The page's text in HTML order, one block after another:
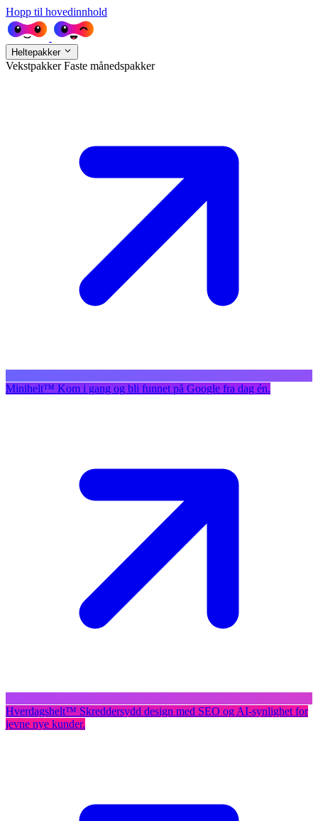
Hopp til hovedinnhold
Heltepakker
VekstpakkerFaste månedspakker
Minihelt™ Kom i gang og bli funnet på Google fra dag én.
Hverdagshelt™ Skreddersydd design med SEO og AI-synlighet for
jevne nye kunder.